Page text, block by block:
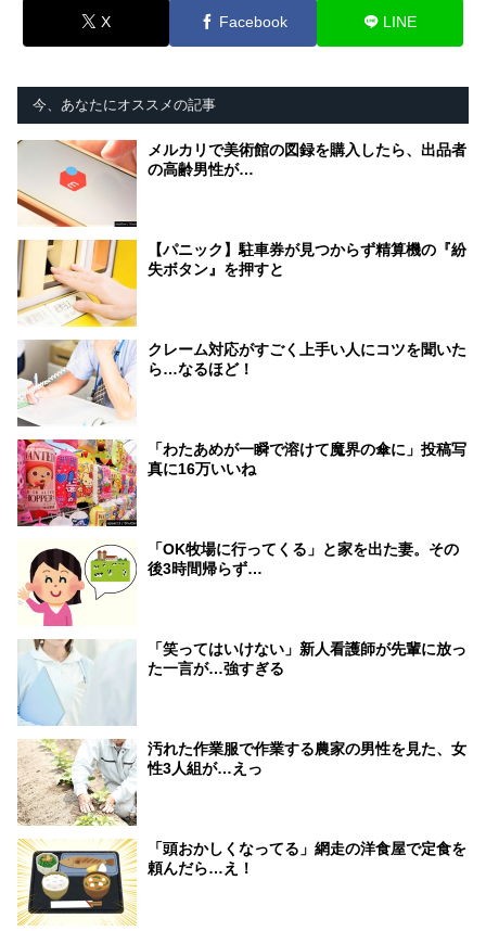
X Facebook LINE
今、あなたにオススメの記事
メルカリで美術館の図録を購入したら、出品者
の高齢男性が…
【パニック】駐車券が見つからず精算機の『紛
失ボタン』を押すと
クレーム対応がすごく上手い人にコツを聞いた
ら…なるほど！
「わたあめが一瞬で溶けて魔界の傘に」投稿写
真に16万いいね
「OK牧場に行ってくる」と家を出た妻。その
後3時間帰らず…
「笑ってはいけない」新人看護師が先輩に放っ
た一言が…強すぎる
汚れた作業服で作業する農家の男性を見た、女
性3人組が…えっ
「頭おかしくなってる」網走の洋食屋で定食を
頼んだら…え！